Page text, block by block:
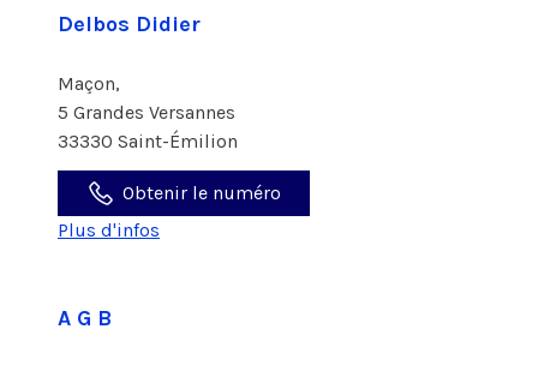
Delbos Didier
Maçon,
5 Grandes Versannes
33330 Saint-Émilion
Obtenir le numéro
Plus d'infos
A G B